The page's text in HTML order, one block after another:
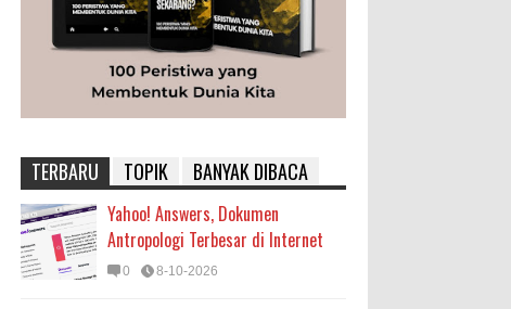
TERBARU TOPIK BANYAK DIBACA
Yahoo! Answers, Dokumen
Antropologi Terbesar di Internet
0 8-10-2026